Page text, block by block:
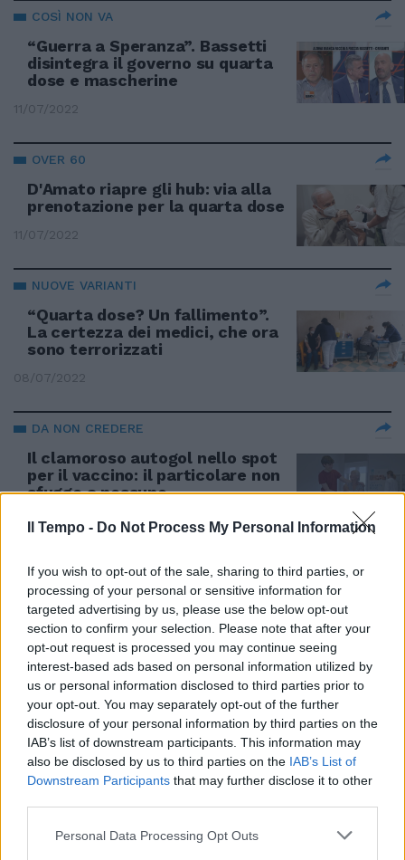
Il Tempo - Do Not Process My Personal Information
If you wish to opt-out of the sale, sharing to third parties, or
processing of your personal or sensitive information for
targeted advertising by us, please use the below opt-out
section to confirm your selection. Please note that after your
opt-out request is processed you may continue seeing
interest-based ads based on personal information utilized by
us or personal information disclosed to third parties prior to
your opt-out. You may separately opt-out of the further
disclosure of your personal information by third parties on the
IAB’s list of downstream participants. This information may
also be disclosed by us to third parties on the IAB’s List of
Downstream Participants that may further disclose it to other
Personal Data Processing Opt Outs
COSÌ NON VA
“Guerra a Speranza”. Bassetti
disintegra il governo su quarta
dose e mascherine
11/07/2022
OVER 60
D'Amato riapre gli hub: via alla
prenotazione per la quarta dose
11/07/2022
NUOVE VARIANTI
“Quarta dose? Un fallimento”.
La certezza dei medici, che ora
sono terrorizzati
08/07/2022
DA NON CREDERE
Il clamoroso autogol nello spot
per il vaccino: il particolare non
sfugge a nessuno
07/07/2022
FUORI DAL CORO
“Poca trasparenza sui vaccini”.
La virologa Gismondo: “Quarta
dose? Ecco per chi è inutile”
17/05/2022
IL RICHIAMO INUTILE
Il direttore generale dell’Aifa
Magrini stupisce tutti: “Quarta
dose non necessaria”
24/04/2022